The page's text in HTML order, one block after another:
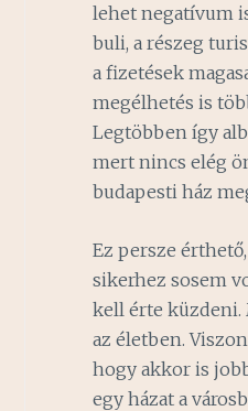
lehet negatívum
buli, a részeg
a fizetések
megélhetés is
Legtöbben így
mert nincs elég
budapesti ház
Ez persze
sikerhez sosem
kell érte
az életben.
hogy akkor is
egy házat a